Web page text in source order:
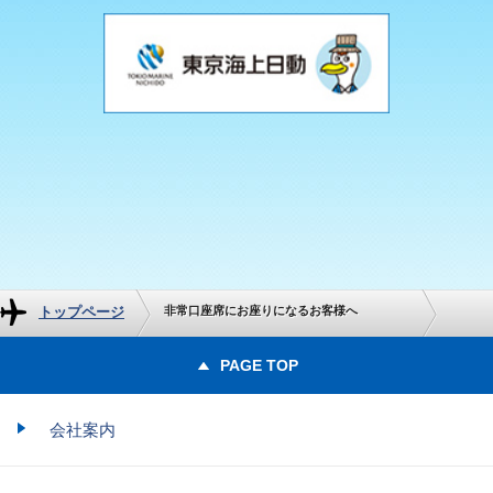
トップページ 非常口座席にお座りになるお客様へ
PAGE TOP
会社案内